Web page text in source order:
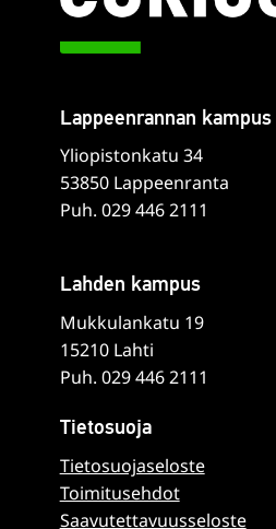
Lappeenrannan kampus
Yliopistonkatu 34
53850 Lappeenranta
Puh. 029 446 2111
Lahden kampus
Mukkulankatu 19
15210 Lahti
Puh. 029 446 2111
Tietosuoja
Tietosuojaseloste
Toimitusehdot
Saavutettavuusseloste